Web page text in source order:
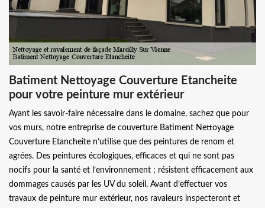
Batiment Nettoyage Couverture Etancheite
pour votre peinture mur extérieur
Ayant les savoir-faire nécessaire dans le domaine, sachez que pour
vos murs, notre entreprise de couverture Batiment Nettoyage
Couverture Etancheite n’utilise que des peintures de renom et
agrées. Des peintures écologiques, efficaces et qui ne sont pas
nocifs pour la santé et l’environnement ; résistent efficacement aux
dommages causés par les UV du soleil. Avant d’effectuer vos
travaux de peinture mur extérieur, nos ravaleurs inspecteront et